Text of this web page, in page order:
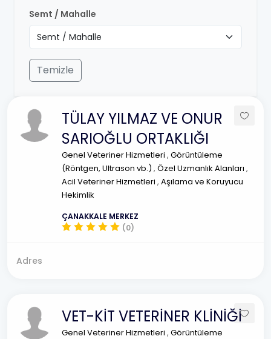
Semt / Mahalle
Temizle
TÜLAY YILMAZ VE ONUR
SARIOĞLU ORTAKLIĞI
Genel Veteriner Hizmetleri , Görüntüleme
(Röntgen, Ultrason vb.) , Özel Uzmanlık Alanları ,
Acil Veteriner Hizmetleri , Aşılama ve Koruyucu
Hekimlik
ÇANAKKALE MERKEZ
(0)
Adres
VET-KİT VETERİNER KLİNİĞİ
Genel Veteriner Hizmetleri , Görüntüleme